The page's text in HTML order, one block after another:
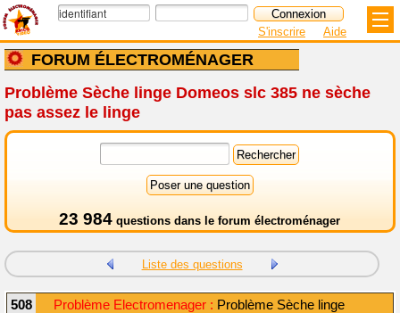
FORUM ÉLECTROMÉNAGER
S'inscrire Aide
Problème Sèche linge Domeos slc 385 ne sèche
pas assez le linge
23 984 questions dans le forum électroménager
Liste des questions
508 Problème Electromenager : Problème Sèche linge